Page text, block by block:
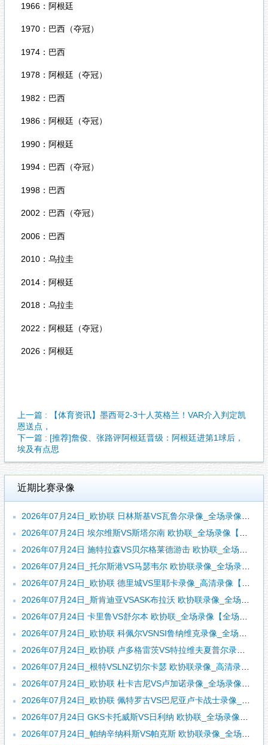
1966：阿根廷
1970：巴西（夺冠）
1974：巴西
1978：阿根廷（夺冠）
1982：巴西
1986：阿根廷（夺冠）
1990：阿根廷
1994：巴西（夺冠）
1998：巴西
2002：巴西（夺冠）
2006：巴西
2010：乌拉圭
2014：阿根廷
2018：乌拉圭
2022：阿根廷（夺冠）
2026：阿根廷
上一篇 : 【体育资讯】墨西哥2-3十人英格兰！VAR介入判定凯
恩送点，
下一篇 : [推荐]詹俊、张路评阿根廷晋级：阿根廷进第1球后，
埃及有点思
近期比赛录像
2026年07月24日_欧协联 日林斯基VS瓦鲁尔录像_全场录像【高清回放】
2026年07月24日 埃尔维斯VS斯塔尔南 欧协联_全场录像【全场回放】
2026年07月24日 施特拉森VS贝尔格莱德游击 欧协联_全场录像【全场回放】
2026年07月24日_托尔斯港VS马瑟韦尔 欧协联录像_全场录像【视频集锦】
2026年07月24日_欧协联 德里城VS里耶卡录像_高清录像【全场回放】
2026年07月24日_斯肯迪亚VSASK布拉沃 欧协联录像_全场录像【视频集锦】
2026年07月24日 卡里鲁VS舒尔本 欧协联_全场录像【全场回放】
2026年07月24日_欧协联 科佩尔VSNSI鲁纳维克录像_全场录像【全场回放】
2026年07月24日_欧协联 卢多格雷茨VS特拉维夫夏普尔录像_全场录像【高清回放】
2026年07月24日_根特VSLNZ切尔卡瑟 欧协联录像_高清录像【全场回放】
2026年07月24日_欧协联 杜卡吉尼VS卢加诺录像_全场录像【视频集锦】
2026年07月24日_欧协联 佩特罗古VS巴尼亚卢卡战士录像_全场录像【全场回放】
2026年07月24日 GKS卡托威斯VS日利纳 欧协联_全场录像【全场回放】
2026年07月24日_帕纳辛纳科斯VS帕克斯 欧协联录像_全场录像【高清回放】